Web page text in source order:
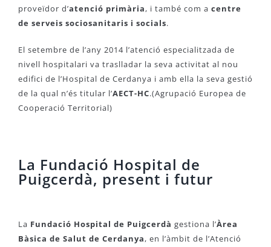
proveïdor d’atenció primària, i també com a centre
de serveis sociosanitaris i socials.
El setembre de l’any 2014 l’atenció especialitzada de
nivell hospitalari va traslladar la seva activitat al nou
edifici de l’Hospital de Cerdanya i amb ella la seva gestió
de la qual n’és titular l’AECT-HC.(Agrupació Europea de
Cooperació Territorial)
La Fundació Hospital de
Puigcerdà, present i futur
La Fundació Hospital de Puigcerdà gestiona l’Àrea
Bàsica de Salut de Cerdanya, en l’àmbit de l’Atenció